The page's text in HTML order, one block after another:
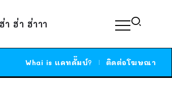
ฮ่า ฮ่า ฮ่าาา
Whai is แคทดั๊มบ์? ติดต่อโฆษณา